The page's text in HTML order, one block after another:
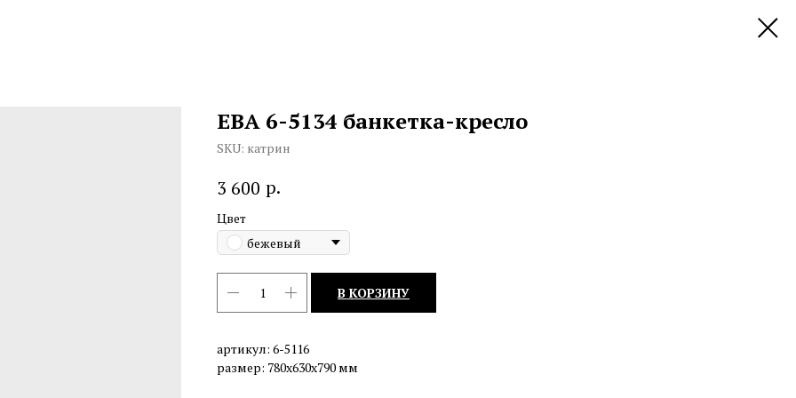
ЕВА 6-5134 банкетка-кресло
SKU: катрин
3 600 р.
Цвет
бежевый
В КОРЗИНУ
артикул: 6-5116
размер: 780х630х790 мм